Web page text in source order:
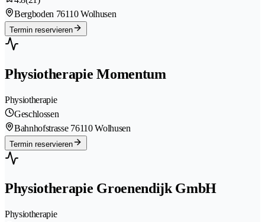
Bergboden 76110 Wolhusen
Termin reservieren
Physiotherapie Momentum
Physiotherapie
Geschlossen
Bahnhofstrasse 76110 Wolhusen
Termin reservieren
Physiotherapie Groenendijk GmbH
Physiotherapie